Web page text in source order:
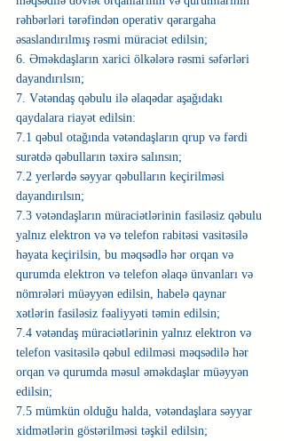
rəhbərləri tərəfindən operativ qərargaha
əsaslandırılmış rəsmi müraciət edilsin;
6. Əməkdaşların xarici ölkələrə rəsmi səfərləri
dayandırılsın;
7. Vətəndaş qəbulu ilə əlaqədar aşağıdakı
qaydalara riayət edilsin:
7.1 qəbul otağında vətəndaşların qrup və fərdi
surətdə qəbulların təxirə salınsın;
7.2 yerlərdə səyyar qəbulların keçirilməsi
dayandırılsın;
7.3 vətəndaşların müraciətlərinin fasiləsiz qəbulu
yalnız elektron və və telefon rabitəsi vasitəsilə
həyata keçirilsin, bu məqsədlə hər orqan və
qurumda elektron və telefon əlaqə ünvanları və
nömrələri müəyyən edilsin, habelə qaynar
xətlərin fasiləsiz fəaliyyəti təmin edilsin;
7.4 vətəndaş müraciətlərinin yalnız elektron və
telefon vasitəsilə qəbul edilməsi məqsədilə hər
orqan və qurumda məsul əməkdaşlar müəyyən
edilsin;
7.5 mümkün olduğu halda, vətəndaşlara səyyar
xidmətlərin göstərilməsi təşkil edilsin;